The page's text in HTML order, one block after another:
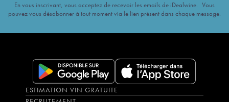
En vous inscrivant, vous acceptez de recevoir les emails de iDealwine. Vous
pouvez vous désabonner à tout moment via le lien présent dans chaque message.
ESTIMATION VIN GRATUITE